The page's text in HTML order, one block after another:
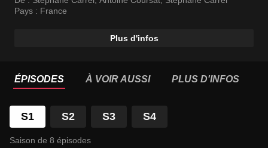
l’influence de leurs origines géographiques.
Pays : France
Plus d'infos
ÉPISODES À VOIR AUSSI PLUS D'INFOS
S1 S2 S3 S4
Saison de 8 épisodes